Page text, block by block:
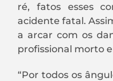
ré, fatos esses
acidente fatal.
a arcar com os
profissional morto
“Por todos os